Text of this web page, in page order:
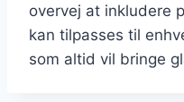
overvej at inkludere
kan tilpasses til
som altid vil bringe